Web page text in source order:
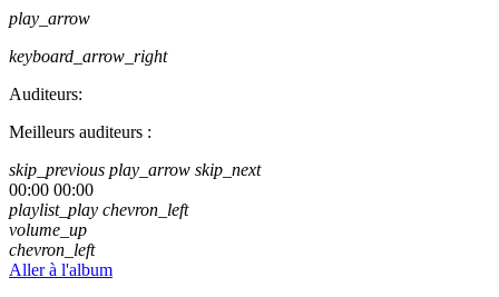
play_arrow
keyboard_arrow_right
Auditeurs:
Meilleurs auditeurs :
skip_previous play_arrow skip_next
00:00 00:00
playlist_play chevron_left
volume_up
chevron_left
Aller à l'album